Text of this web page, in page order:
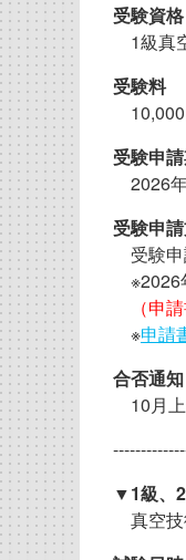
受験資格
1級真
受験料
10,000
受験申
2026
受験申
受験申
※2026
（申
※申請
合否通知
10月上
▼1級、
真空技